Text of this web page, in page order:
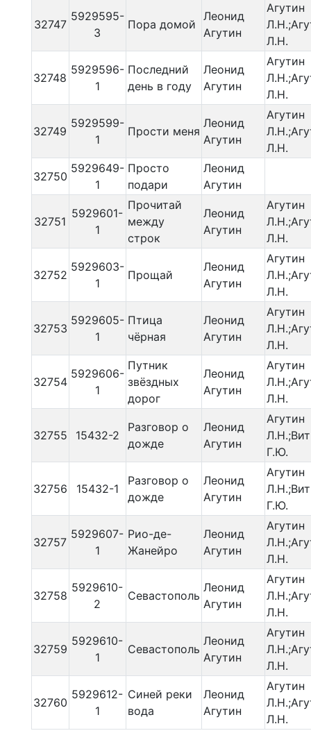
32747
5929595-
3
Пора домой
Леонид
Агутин
Агутин
Л.Н.
32748
5929596-
1
Последний
день в году
Леонид
Агутин
Агутин
Л.Н.
32749
5929599-
1
Прости меня
Леонид
Агутин
Агутин
Л.Н.
32750
5929649-
1
Просто
подари
Леонид
Агутин
32751
5929601-
1
Прочитай
между
строк
Леонид
Агутин
Агутин
Л.Н.
32752
5929603-
1
Прощай
Леонид
Агутин
Агутин
Л.Н.
32753
5929605-
1
Птица
чёрная
Леонид
Агутин
Агутин
Л.Н.
32754
5929606-
1
Путник
звёздных
дорог
Леонид
Агутин
Агутин
Л.Н.
32755 15432-2
Разговор о
дожде
Леонид
Агутин
Агутин
Г.Ю.
32756 15432-1
Разговор о
дожде
Леонид
Агутин
Агутин
Г.Ю.
32757
5929607-
1
Рио-де-
Жанейро
Леонид
Агутин
Агутин
Л.Н.
32758
5929610-
2
Севастополь
Леонид
Агутин
Агутин
Л.Н.
32759
5929610-
1
Севастополь
Леонид
Агутин
Агутин
Л.Н.
32760
5929612-
1
Синей реки
вода
Леонид
Агутин
Агутин
Л.Н.